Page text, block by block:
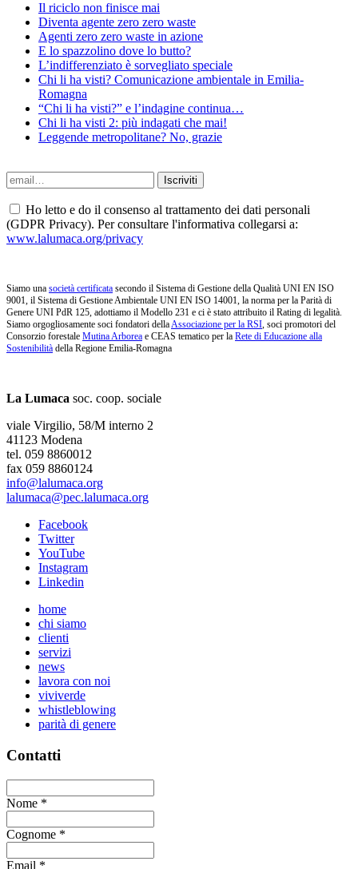
Il riciclo non finisce mai
Diventa agente zero zero waste
Agenti zero zero waste in azione
E lo spazzolino dove lo butto?
L’indifferenziato è sorvegliato speciale
Chi li ha visti? Comunicazione ambientale in Emilia-
Romagna
“Chi li ha visti?” e l’indagine continua…
Chi li ha visti 2: più indagati che mai!
Leggende metropolitane? No, grazie
Ho letto e do il consenso al trattamento dei dati personali
(GDPR Privacy). Per consultare l'informativa collegarsi a:
www.lalumaca.org/privacy
Siamo una società certificata secondo il Sistema di Gestione della Qualità UNI EN ISO
9001, il Sistema di Gestione Ambientale UNI EN ISO 14001, la norma per la Parità di
Genere UNI PdR 125, adottiamo il Modello 231 e ci è stato attribuito il Rating di legalità.
Siamo orgogliosamente soci fondatori dellaAssociazione per la RSI, soci promotori del
Consorzio forestale Mutina Arborea e CEAS tematico per la Rete di Educazione alla
Sostenibilità della Regione Emilia-Romagna
La Lumaca soc. coop. sociale
viale Virgilio, 58/M interno 2
41123 Modena
tel. 059 8860012
fax 059 8860124
info@lalumaca.org
lalumaca@pec.lalumaca.org
Facebook
Twitter
YouTube
Instagram
Linkedin
home
chi siamo
clienti
servizi
news
lavora con noi
viviverde
whistleblowing
parità di genere
Contatti
Nome *
Cognome *
Email *